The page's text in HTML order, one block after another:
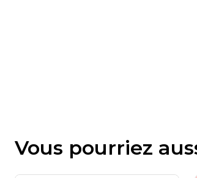
Vous pourriez